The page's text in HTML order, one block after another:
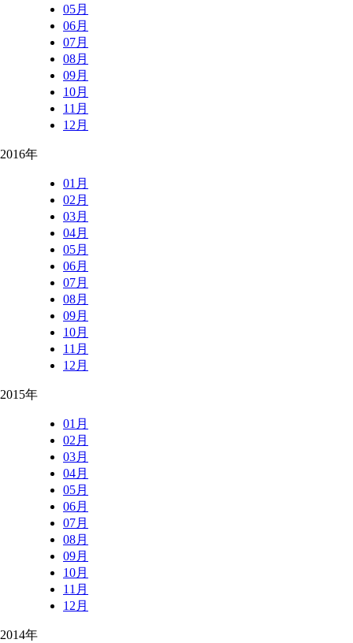
05月
06月
07月
08月
09月
10月
11月
12月
2016年
01月
02月
03月
04月
05月
06月
07月
08月
09月
10月
11月
12月
2015年
01月
02月
03月
04月
05月
06月
07月
08月
09月
10月
11月
12月
2014年